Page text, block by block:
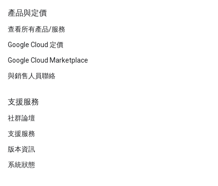
產品與定價
查看所有產品/服務
Google Cloud 定價
Google Cloud Marketplace
與銷售人員聯絡
支援服務
社群論壇
支援服務
版本資訊
系統狀態